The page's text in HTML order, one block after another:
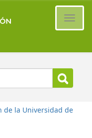
de la Universidad de